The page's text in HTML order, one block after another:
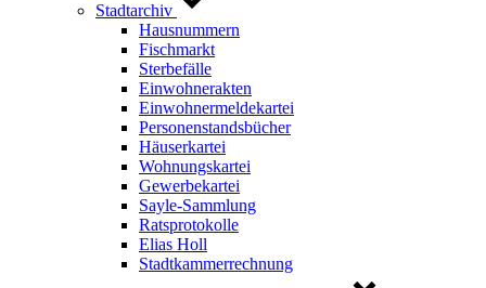
Stadtarchiv
Hausnummern
Fischmarkt
Sterbefälle
Einwohnerakten
Einwohnermeldekartei
Personenstandsbücher
Häuserkartei
Wohnungskartei
Gewerbekartei
Sayle-Sammlung
Ratsprotokolle
Elias Holl
Stadtkammerrechnung